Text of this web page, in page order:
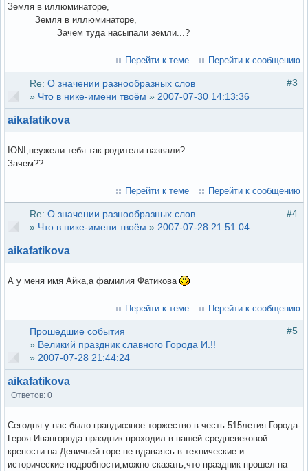
Земля в иллюминаторе,
Земля в иллюминаторе,
Зачем туда насыпали земли...?
Перейти к теме Перейти к сообщению
#3
Re: О значении разнообразных слов
» Что в нике-имени твоём » 2007-07-30 14:13:36
aikafatikova
IONI,неужели тебя так родители назвали?
Зачем??
Перейти к теме Перейти к сообщению
#4
Re: О значении разнообразных слов
» Что в нике-имени твоём » 2007-07-28 21:51:04
aikafatikova
А у меня имя Айка,а фамилия Фатикова
Перейти к теме Перейти к сообщению
#5
Прошедшие события
» Великий праздник славного Города И.!!
» 2007-07-28 21:44:24
aikafatikova
Ответов: 0
Сегодня у нас было грандиозное торжество в честь 515летия Города-
Героя Ивангорода.праздник проходил в нашей средневековой
крепости на Девичьей горе.не вдаваясь в технические и
исторические подробности,можно сказать,что праздник прошел на